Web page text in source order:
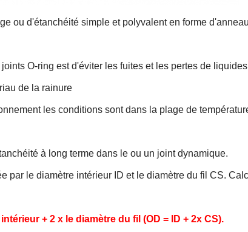
ou d'étanchéité simple et polyvalent en forme
O-ring est d'éviter les fuites et les pertes de
de la rainure
les conditions sont dans la plage de
à long terme dans le ou un joint dynamique.
par le diamètre intérieur ID et le diamètre du fil CS.
+ 2 x le diamètre du fil (OD = ID + 2x CS).